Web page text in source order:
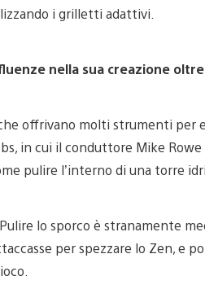
i grilletti adattivi.
nella sua creazione
offrivano molti strumenti per
in cui il conduttore Mike
pulire l’interno di una torre
lo sporco è stranamente
per spezzare lo Zen, e